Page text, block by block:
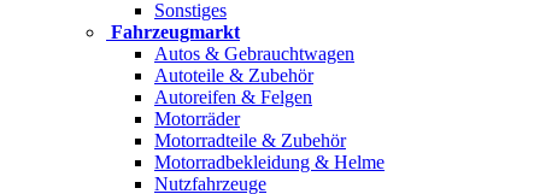
Sonstiges
Fahrzeugmarkt
Autos & Gebrauchtwagen
Autoteile & Zubehör
Autoreifen & Felgen
Motorräder
Motorradteile & Zubehör
Motorradbekleidung & Helme
Nutzfahrzeuge